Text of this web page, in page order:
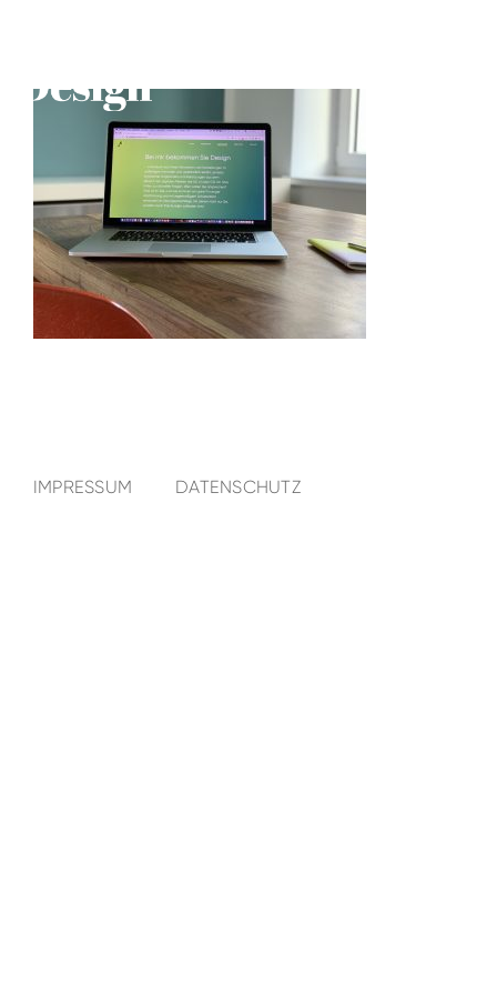
IMPRESSUM DATENSCHUTZ